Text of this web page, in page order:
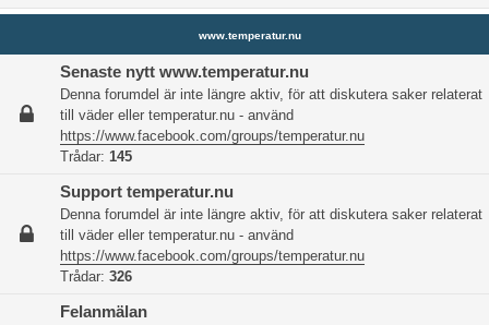
www.temperatur.nu
Senaste nytt www.temperatur.nu
Denna forumdel är inte längre aktiv, för att diskutera saker relaterat
till väder eller temperatur.nu - använd
https://www.facebook.com/groups/temperatur.nu
Trådar: 145
Support temperatur.nu
Denna forumdel är inte längre aktiv, för att diskutera saker relaterat
till väder eller temperatur.nu - använd
https://www.facebook.com/groups/temperatur.nu
Trådar: 326
Felanmälan